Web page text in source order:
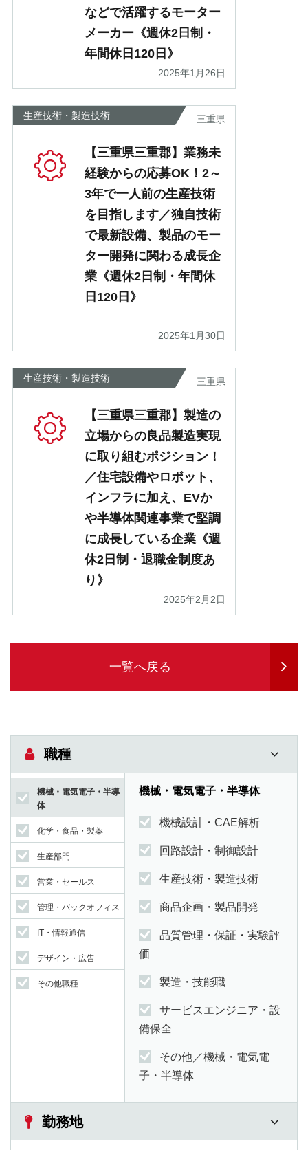
などで活躍するモーター
メーカー《週休2日制・
年間休日120日》
2025年1月26日
生産技術・製造技術 三重県
【三重県三重郡】業務未
経験からの応募OK！2～
3年で一人前の生産技術
を目指します／独自技術
で最新設備、製品のモー
ター開発に関わる成長企
業《週休2日制・年間休
日120日》
2025年1月30日
生産技術・製造技術 三重県
【三重県三重郡】製造の
立場からの良品製造実現
に取り組むポジション！
／住宅設備やロボット、
インフラに加え、EVか
や半導体関連事業で堅調
に成長している企業《週
休2日制・退職金制度あ
り》
2025年2月2日
一覧へ戻る
職種
機械・電気電子・半導
体
化学・食品・製薬
生産部門
営業・セールス
管理・バックオフィス
IT・情報通信
デザイン・広告
その他職種
機械・電気電子・半導体
機械設計・CAE解析
回路設計・制御設計
生産技術・製造技術
商品企画・製品開発
品質管理・保証・実験評
価
製造・技能職
サービスエンジニア・設
備保全
その他／機械・電気電
子・半導体
勤務地